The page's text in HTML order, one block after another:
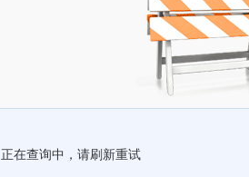
正在查询中，请刷新重试